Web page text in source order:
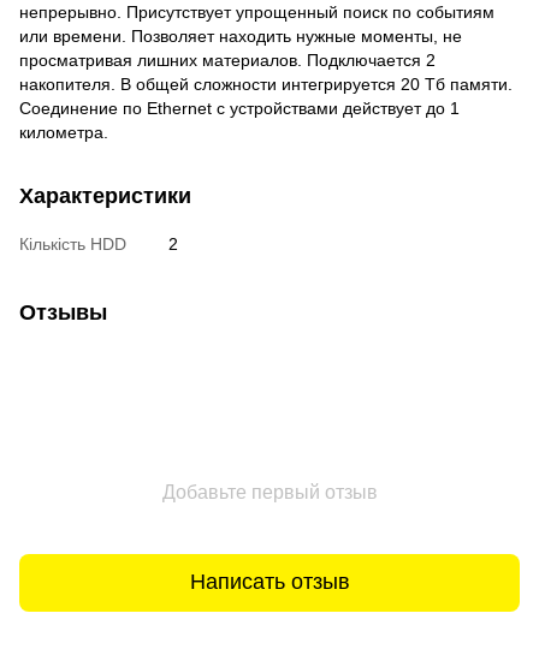
непрерывно. Присутствует упрощенный поиск по событиям
или времени. Позволяет находить нужные моменты, не
просматривая лишних материалов. Подключается 2
накопителя. В общей сложности интегрируется 20 Тб памяти.
Соединение по Ethernet с устройствами действует до 1
километра.
Характеристики
Кількість HDD 2
Отзывы
Добавьте первый отзыв
Написать отзыв